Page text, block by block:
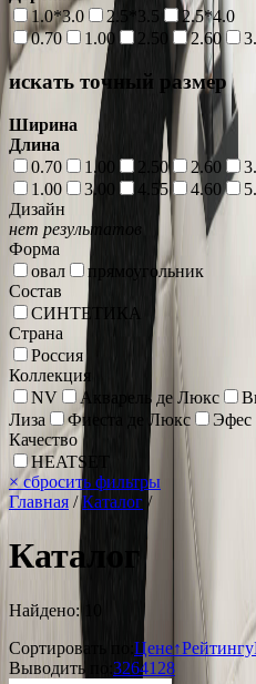
1.0*3.0
2.5*3.5
2.5*4.0
0.70
1.00 2.50 2.60
искать точный размер
Ширина
Длина
0.70
1.00 2.50 2.60
1.00
3.00 4.55 4.60
Дизайн
нет результатов
Форма
овал
прямоугольник
Состав
СИНТЕТИКА
Страна
Россия
Коллекция
NV
Акварель де Люкс
Лиза
Фиеста де Люкс
Эфес
Качество
HEATSET
×сбросить фильтры
Главная /Каталог /
Каталог
Найдено: 10
Сортировать по: Цене↑Рейтингу
Выводить по: 3264128